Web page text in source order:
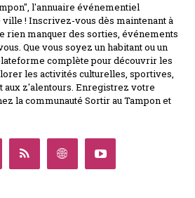
l'annuaire événementiel
! Inscrivez-vous dès maintenant à
rien manquer des sorties, événements
Que vous soyez un habitant ou un
complète pour découvrir les
les activités culturelles, sportives,
aux z'alentours. Enregistrez votre
la communauté Sortir au Tampon et